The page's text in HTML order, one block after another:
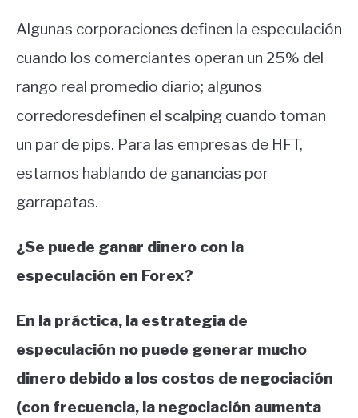
Algunas corporaciones definen la especulación
cuando los comerciantes operan un 25% del
rango real promedio diario; algunos
corredoresdefinen el scalping cuando toman
un par de pips. Para las empresas de HFT,
estamos hablando de ganancias por
garrapatas.
¿Se puede ganar dinero con la
especulación en Forex?
En la práctica, la estrategia de
especulación no puede generar mucho
dinero debido a los costos de negociación
(con frecuencia, la negociación aumenta